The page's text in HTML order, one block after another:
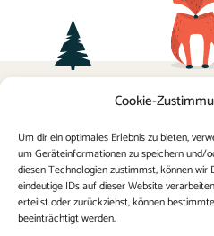
Cookie-
Um dir ein optimales Erlebnis zu bieten,
um Geräteinformationen zu speichern und/
diesen Technologien zustimmst, können
eindeutige IDs auf dieser Website
erteilst oder zurückziehst, können
beeinträchtigt werden.
Kontakt
Impressum
Datenschutz
Schulordnung